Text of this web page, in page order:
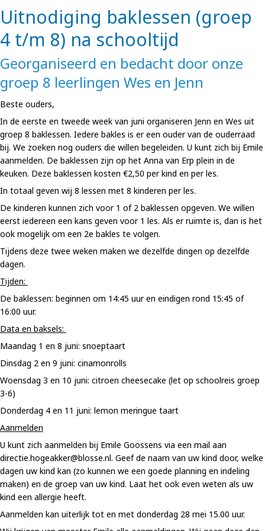
Uitnodiging baklessen (groep
4 t/m 8) na schooltijd
Georganiseerd en bedacht door onze
groep 8 leerlingen Wes en Jenn
Beste ouders,
In de eerste en tweede week van juni organiseren Jenn en Wes uit
groep 8 baklessen. Iedere bakles is er een ouder van de ouderraad
bij. We zoeken nog ouders die willen begeleiden. U kunt zich bij Emile
aanmelden. De baklessen zijn op het Anna van Erp plein in de
keuken. Deze baklessen kosten €2,50 per kind en per les.
In totaal geven wij 8 lessen met 8 kinderen per les.
De kinderen kunnen zich voor 1 of 2 baklessen opgeven. We willen
eerst iedereen een kans geven voor 1 les. Als er ruimte is, dan is het
ook mogelijk om een 2e bakles te volgen.
Tijdens deze twee weken maken we dezelfde dingen op dezelfde
dagen.
Tijden:
De baklessen: beginnen om 14:45 uur en eindigen rond 15:45 of
16:00 uur.
Data en baksels:
Maandag 1 en 8 juni: snoeptaart
Dinsdag 2 en 9 juni: cinamonrolls
Woensdag 3 en 10 juni: citroen cheesecake (let op schoolreis groep
3-6)
Donderdag 4 en 11 juni: lemon meringue taart
Aanmelden
U kunt zich aanmelden bij Emile Goossens via een mail aan
directie.hogeakker@blosse.nl. Geef de naam van uw kind door, welke
dagen uw kind kan (zo kunnen we een goede planning en indeling
maken) en de groep van uw kind. Laat het ook even weten als uw
kind een allergie heeft.
Aanmelden kan uiterlijk tot en met donderdag 28 mei 15.00 uur.